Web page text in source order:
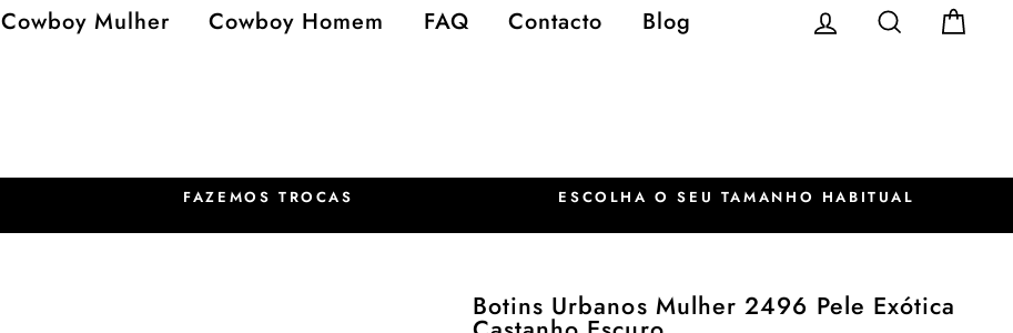
Cowboy Mulher Cowboy Homem FAQ Contacto Blog Iniciar sessão
Pesquisar
FAZEMOS TROCAS ESCOLHA O SEU TAMANHO HABITUAL
Botins Urbanos Mulher 2496 Pele Exótica